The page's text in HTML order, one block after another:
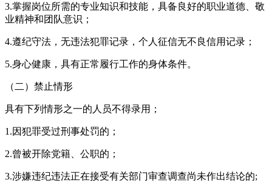
3.掌握岗位所需的专业知识和技能，具备良好的职业道德、敬
业精神和团队意识；
4.遵纪守法，无违法犯罪记录，个人征信无不良信用记录；
5.身心健康，具有正常履行工作的身体条件。
（二）禁止情形
具有下列情形之一的人员不得录用；
1.因犯罪受过刑事处罚的；
2.曾被开除党籍、公职的；
3.涉嫌违纪违法正在接受有关部门审查调查尚未作出结论的;